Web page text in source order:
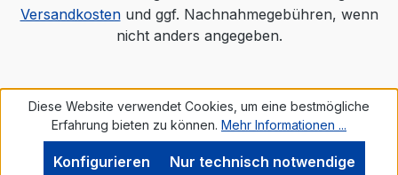
Versandkostenund ggf. Nachnahmegebühren, wenn
nicht anders angegeben.
Diese Website verwendet Cookies, um eine bestmögliche
Erfahrung bieten zu können. Mehr Informationen ...
Nur technisch notwendige
Konfigurieren